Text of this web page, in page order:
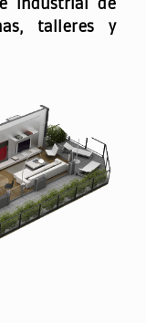
industrial de
talleres y